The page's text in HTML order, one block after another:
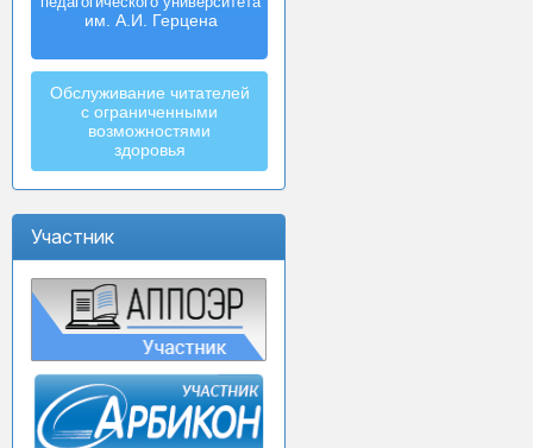
им. А.И. Герцена
Обслуживание читателей
с ограниченными
возможностями
здоровья
Участник